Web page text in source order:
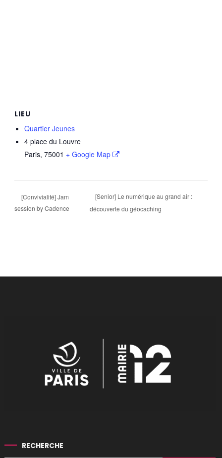
LIEU
Quartier Jeunes
4 place du Louvre
Paris, 75001 + Google Map
[Convivialité] Jam
session by Cadence
[Senior] Le numérique au grand air :
découverte du géocaching
RECHERCHE